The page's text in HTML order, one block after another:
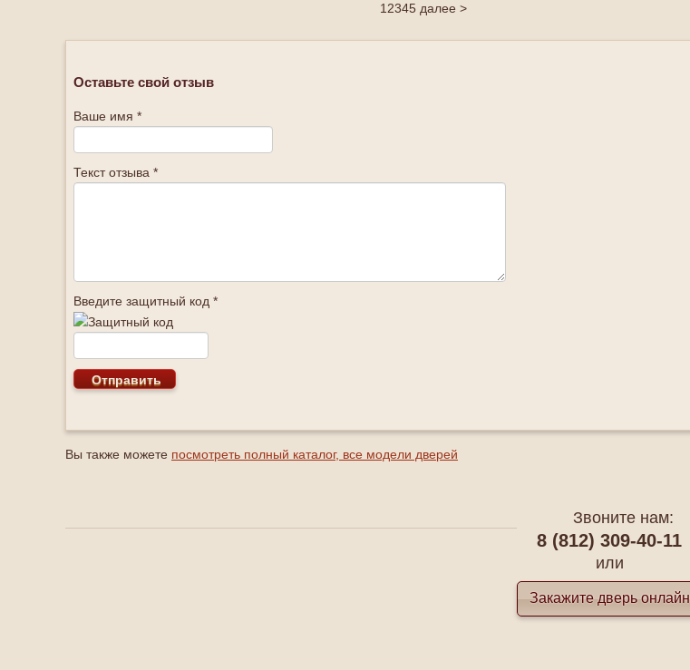
1 2345 далее >
Оставьте свой отзыв
Ваше имя *
Текст отзыва *
Введите защитный код *
Вы также можете посмотреть полный каталог, все модели дверей
Звоните нам:
8 (812) 309-40-11
или
Закажите дверь онлайн